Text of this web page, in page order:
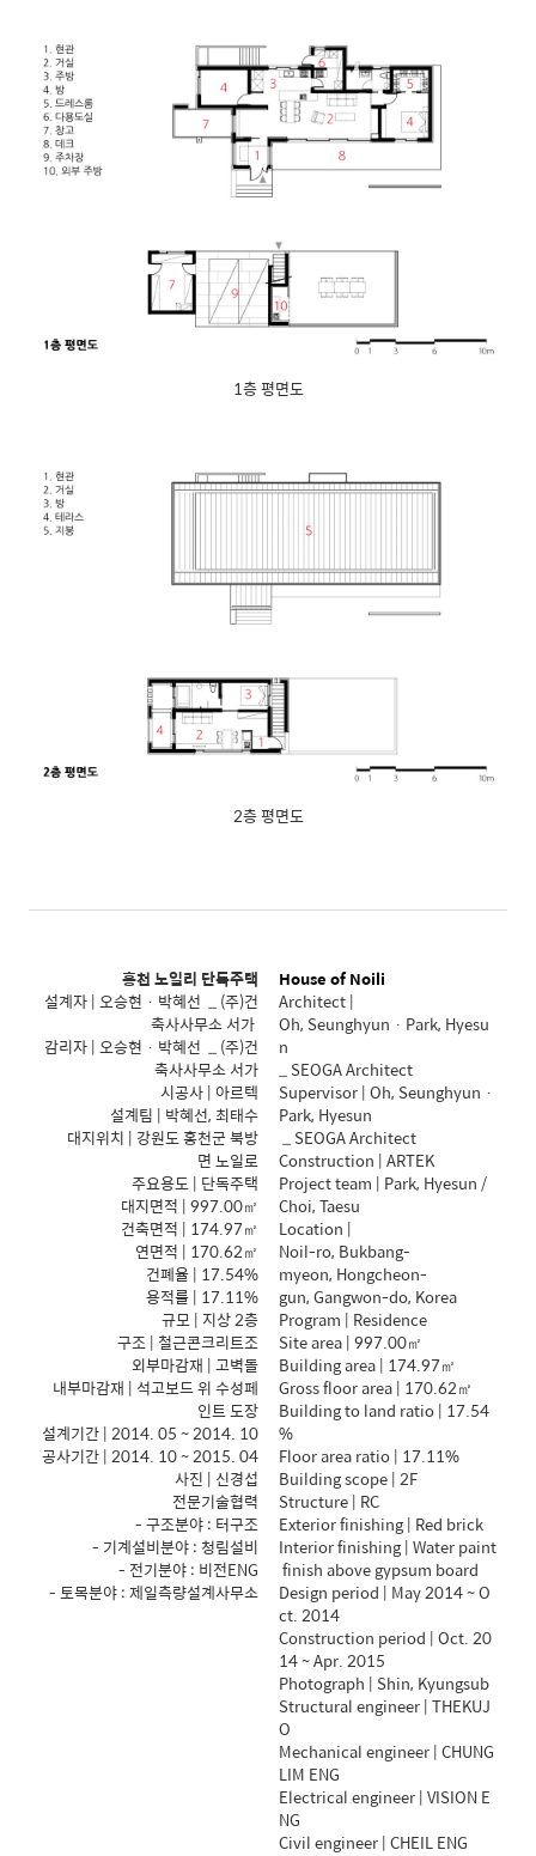
1층 평면도
2층 평면도
홍천 노일리 단독주택
설계자 | 오승현 · 박혜선 _ (주)건
축사사무소 서가
감리자 | 오승현 · 박혜선 _ (주)건
축사사무소 서가
시공사 | 아르텍
설계팀 | 박혜선, 최태수
대지위치 | 강원도 홍천군 북방
면 노일로
주요용도 | 단독주택
대지면적 | 997.00㎡
건축면적 | 174.97㎡
연면적 | 170.62㎡
건폐율 | 17.54%
용적률 | 17.11%
규모 | 지상 2층
구조 | 철근콘크리트조
외부마감재 | 고벽돌
내부마감재 | 석고보드 위 수성페
인트 도장
설계기간 | 2014. 05 ~ 2014. 10
공사기간 | 2014. 10 ~ 2015. 04
사진 | 신경섭
전문기술협력
- 구조분야 : 터구조
- 기계설비분야 : 청림설비
- 전기분야 : 비전ENG
- 토목분야 : 제일측량설계사무소
House of Noili
Architect |
Oh, Seunghyun · Park, Hyesu
n
_ SEOGA Architect
Supervisor | Oh, Seunghyun ·
Park, Hyesun
_ SEOGA Architect
Construction | ARTEK
Project team | Park, Hyesun /
Choi, Taesu
Location |
Noil-ro, Bukbang-
myeon, Hongcheon-
gun, Gangwon-do, Korea
Program | Residence
Site area | 997.00㎡
Building area | 174.97㎡
Gross floor area | 170.62㎡
Building to land ratio | 17.54
%
Floor area ratio | 17.11%
Building scope | 2F
Structure | RC
Exterior finishing | Red brick
Interior finishing | Water paint
finish above gypsum board
Design period | May 2014 ~ O
ct. 2014
Construction period | Oct. 20
14 ~ Apr. 2015
Photograph | Shin, Kyungsub
Structural engineer | THEKUJ
O
Mechanical engineer | CHUNG
LIM ENG
Electrical engineer | VISION E
NG
Civil engineer | CHEIL ENG